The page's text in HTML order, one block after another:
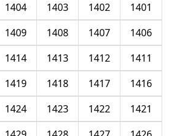
1401
1402
1403
1404
1406
1407
1408
1409
1411
1412
1413
1414
1416
1417
1418
1419
1421
1422
1423
1424